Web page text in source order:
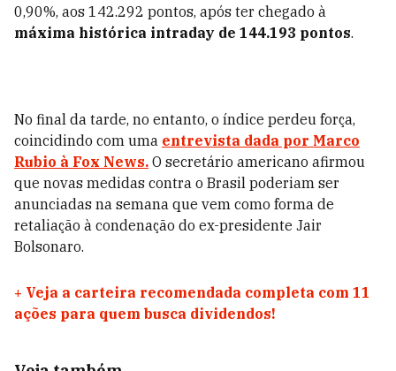
0,90%, aos 142.292 pontos, após ter chegado à
máxima histórica intraday de 144.193 pontos.
No final da tarde, no entanto, o índice perdeu força,
coincidindo com uma entrevista dada por Marco
Rubio à Fox News. O secretário americano afirmou
que novas medidas contra o Brasil poderiam ser
anunciadas na semana que vem como forma de
retaliação à condenação do ex-presidente Jair
Bolsonaro.
+ Veja a carteira recomendada completa com 11
ações para quem busca dividendos!